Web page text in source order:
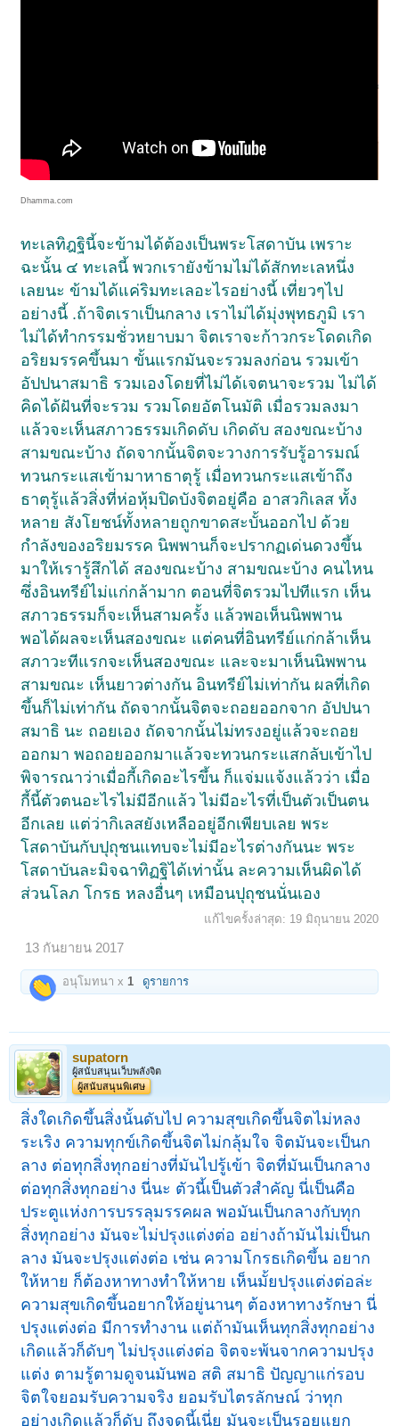
Dhamma.com
ทะเลทิฎฐินี้จะข้ามได้ต้องเป็นพระโสดาบัน เพราะ
ฉะนั้น ๔ ทะเลนี้ พวกเรายังข้ามไม่ได้สักทะเลหนึ่ง
เลยนะ ข้ามได้แค่ริมทะเลอะไรอย่างนี้ เที่ยวๆไป
อย่างนี้ .ถ้าจิตเราเป็นกลาง เราไม่ได้มุ่งพุทธภูมิ เรา
ไม่ได้ทำกรรมชั่วหยาบมา จิตเราจะก้าวกระโดดเกิด
อริยมรรคขึ้นมา ขั้นแรกมันจะรวมลงก่อน รวมเข้า
อัปปนาสมาธิ รวมเองโดยที่ไม่ได้เจตนาจะรวม ไม่ได้
คิดได้ฝันที่จะรวม รวมโดยอัตโนมัติ เมื่อรวมลงมา
แล้วจะเห็นสภาวธรรมเกิดดับ เกิดดับ สองขณะบ้าง
สามขณะบ้าง ถัดจากนั้นจิตจะวางการรับรู้อารมณ์
ทวนกระแสเข้ามาหาธาตุรู้ เมื่อทวนกระแสเข้าถึง
ธาตุรู้แล้วสิ่งที่ห่อหุ้มปิดบังจิตอยู่คือ อาสวกิเลส ทั้ง
หลาย สังโยชน์ทั้งหลายถูกขาดสะบั้นออกไป ด้วย
กำลังของอริยมรรค นิพพานก็จะปรากฏเด่นดวงขึ้น
มาให้เรารู้สึกได้ สองขณะบ้าง สามขณะบ้าง คนไหน
ซึ่งอินทรีย์ไม่แก่กล้ามาก ตอนที่จิตรวมไปทีแรก เห็น
สภาวธรรมก็จะเห็นสามครั้ง แล้วพอเห็นนิพพาน
พอได้ผลจะเห็นสองขณะ แต่คนที่อินทรีย์แก่กล้าเห็น
สภาวะทีแรกจะเห็นสองขณะ และจะมาเห็นนิพพาน
สามขณะ เห็นยาวต่างกัน อินทรีย์ไม่เท่ากัน ผลที่เกิด
ขึ้นก็ไม่เท่ากัน ถัดจากนั้นจิตจะถอยออกจาก อัปปนา
สมาธิ นะ ถอยเอง ถัดจากนั้นไม่ทรงอยู่แล้วจะถอย
ออกมา พอถอยออกมาแล้วจะทวนกระแสกลับเข้าไป
พิจารณาว่าเมื่อกี้เกิดอะไรขึ้น ก็แจ่มแจ้งแล้วว่า เมื่อ
กี้นี้ตัวตนอะไรไม่มีอีกแล้ว ไม่มีอะไรที่เป็นตัวเป็นตน
อีกเลย แต่ว่ากิเลสยังเหลืออยู่อีกเพียบเลย พระ
โสดาบันกับปุถุชนแทบจะไม่มีอะไรต่างกันนะ พระ
โสดาบันละมิจฉาทิฏฐิได้เท่านั้น ละความเห็นผิดได้
ส่วนโลภ โกรธ หลงอื่นๆ เหมือนปุถุชนนั่นเอง
แก้ไขครั้งล่าสุด: 19 มิถุนายน 2020
13 กันยายน 2017
อนุโมทนา x1 ดูรายการ
supatorn
ผู้สนับสนุนเว็บพลังจิต
ผู้สนับสนุนพิเศษ
สิ่งใดเกิดขึ้นสิ่งนั้นดับไป ความสุขเกิดขึ้นจิตไม่หลง
ระเริง ความทุกข์เกิดขึ้นจิตไม่กลุ้มใจ จิตมันจะเป็นก
ลาง ต่อทุกสิ่งทุกอย่างที่มันไปรู้เข้า จิตที่มันเป็นกลาง
ต่อทุกสิ่งทุกอย่าง นี่นะ ตัวนี้เป็นตัวสำคัญ นี่เป็นคือ
ประตูแห่งการบรรลุมรรคผล พอมันเป็นกลางกับทุก
สิ่งทุกอย่าง มันจะไม่ปรุงแต่งต่อ อย่างถ้ามันไม่เป็นก
ลาง มันจะปรุงแต่งต่อ เช่น ความโกรธเกิดขึ้น อยาก
ให้หาย ก็ต้องหาทางทำให้หาย เห็นมั้ยปรุงแต่งต่อล่ะ
ความสุขเกิดขึ้นอยากให้อยู่นานๆ ต้องหาทางรักษา นี่
ปรุงแต่งต่อ มีการทำงาน แต่ถ้ามันเห็นทุกสิ่งทุกอย่าง
เกิดแล้วก็ดับๆ ไม่ปรุงแต่งต่อ จิตจะพ้นจากความปรุง
แต่ง ตามรู้ตามดูจนมันพอ สติ สมาธิ ปัญญาแก่รอบ
จิตใจยอมรับความจริง ยอมรับไตรลักษณ์ ว่าทุก
อย่างเกิดแล้วก็ดับ ถึงจุดนี้เนี่ย มันจะเป็นรอยแยก